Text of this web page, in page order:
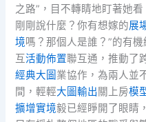
之路”，目不轉睛地盯著她
剛剛說什麼？你有想嫁的展
境嗎？那個人是誰？”的有
互活動佈置聯互通，推動了
經典大圖 業協作，為兩人並
間，輕輕大圖輸出 關上房模
擴增實境毅已經睜開了眼睛